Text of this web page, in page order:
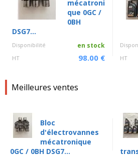
mécatroni
que 0GC /
0BH
DSG7...
Disponibilité en stock
HT 98.00 € HT
Meilleures ventes
Bloc
d'électrovannes
mécatronique
0GC / 0BH DSG7...